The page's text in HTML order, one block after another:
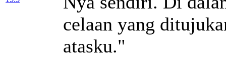
celaan yang
atasku."